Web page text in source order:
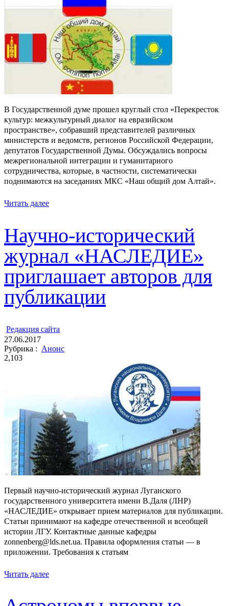
В Государственной думе прошел круглый стол «Перекресток
культур: межкультурный диалог на евразийском
пространстве», собравший представителей различных
министерств и ведомств, регионов Российской Федерации,
депутатов Государственной Думы. Обсуждались вопросы
межрегиональной интеграции и гуманитарного
сотрудничества, которые, в частности, систематически
поднимаются на заседаниях МКС «Наш общий дом Алтай».
Читать далее
Научно-исторический
журнал «НАСЛЕДИЕ»
приглашает авторов для
публикации
Редакция cайта
27.06.2017
Рубрика : Анонс
2,103
Первый научно-исторический журнал Луганского
государственного университета имени В.Даля (ЛНР)
«НАСЛЕДИЕ» открывает прием материалов для публикации.
Статьи принимают на кафедре отечественной и всеобщей
истории ЛГУ. Контактные данные кафедры
zonnenberg@lds.net.ua. Правила оформления статьи — в
приложении. Требования к статьям
Читать далее